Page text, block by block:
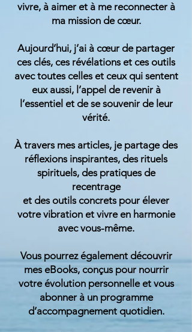
vivre, à aimer et à me reconnecter à
ma mission de cœur.
Aujourd’hui, j’ai à cœur de partager
ces clés, ces révélations et ces outils
avec toutes celles et ceux qui sentent
eux aussi, l’appel de revenir à
l’essentiel et de se souvenir de leur
vérité.
À travers mes articles, je partage des
réflexions inspirantes, des rituels
spirituels, des pratiques de
recentrage
et des outils concrets pour élever
votre vibration et vivre en harmonie
avec vous-même.
Vous pourrez également découvrir
mes eBooks, conçus pour nourrir
votre évolution personnelle et vous
abonner à un programme
d’accompagnement quotidien.